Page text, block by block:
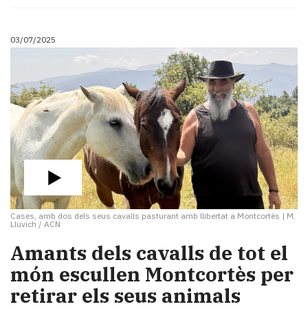
03/07/2025
Cases, amb dos dels seus cavalls pasturant amb llibertat a Montcortès | M.
Lluvich / ACN
Amants dels cavalls de tot el
món escullen Montcortès per
retirar els seus animals